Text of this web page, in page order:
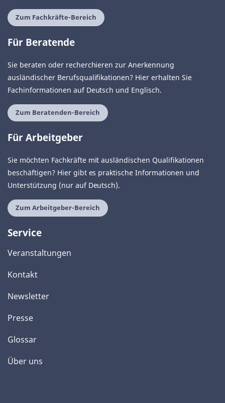
Zum Fachkräfte-Bereich
Für Beratende
Sie beraten oder recherchieren zur Anerkennung
ausländischer Berufsqualifikationen? Hier erhalten Sie
Fachinformationen auf Deutsch und Englisch.
Zum Beratenden-Bereich
Für Arbeitgeber
Sie möchten Fachkräfte mit ausländischen Qualifikationen
beschäftigen? Hier gibt es praktische Informationen und
Unterstützung (nur auf Deutsch).
Zum Arbeitgeber-Bereich
Service
Veranstaltungen
Kontakt
Newsletter
Presse
Glossar
Über uns